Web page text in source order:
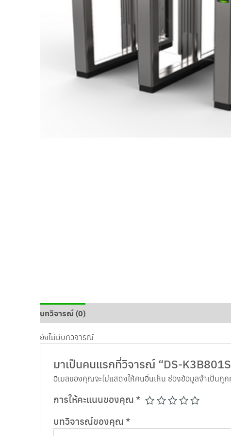
บทวิจารณ์ (0)
ยังไม่มีบทวิจารณ์
มาเป็นคนแรกที่วิจารณ์ “DS-
อีเมลของคุณจะไม่แสดงให้คนอื่นเห็น ช่องข้อมูลจำเป็นถู
การให้คะแนนของคุณ *
บทวิจารณ์ของคุณ *